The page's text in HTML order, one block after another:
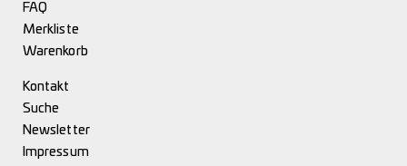
FAQ
Merkliste
Warenkorb
Kontakt
Suche
Newsletter
Impressum